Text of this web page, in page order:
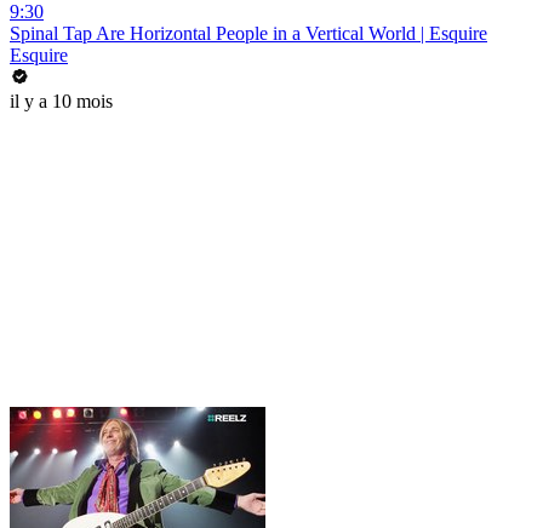
9:30
Spinal Tap Are Horizontal People in a Vertical World | Esquire
Esquire
il y a 10 mois